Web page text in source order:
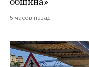
община»
5 часов назад